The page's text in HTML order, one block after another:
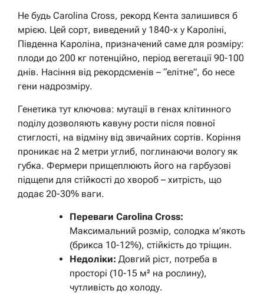
Не будь Carolina Cross, рекорд Кента залишився б
мрією. Цей сорт, виведений у 1840-х у Кароліні,
Південна Кароліна, призначений саме для розміру:
плоди до 200 кг потенційно, період вегетації 90-100
днів. Насіння від рекордсменів – “елітне”, бо несе
гени надрозміру.
Генетика тут ключова: мутації в генах клітинного
поділу дозволяють кавуну рости після повної
стиглості, на відміну від звичайних сортів. Коріння
проникає на 2 метри углиб, поглинаючи вологу як
губка. Фермери прищеплюють його на гарбузові
підщепи для стійкості до хвороб – хитрість, що
додає 20-30% ваги.
Переваги Carolina Cross:
Максимальний розмір, солодка м’якоть
(брикса 10-12%), стійкість до тріщин.
Недоліки: Довгий ріст, потреба в
просторі (10-15 м² на рослину),
чутливість до холоду.